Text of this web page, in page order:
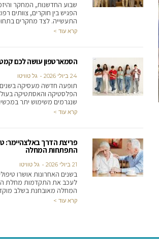
שבוע החדשנות, המחקר
הפגיש בין חוקרים, צוותים
התעשייה. לצד מחקרים
קרא עוד >
הסמארטפון עושה לכם
24 ביולי 2026 גל טוויטו
תופעה חדשה מעסיקה
הפלסטיקה והאסתטיקה
שנגרמים משימוש יתר
קרא עוד >
פריצת הדרך באלצהיימר:
התפתחות המחלה
21 ביולי 2026 גל טוויטו
בשנים האחרונות אושרו
לעכב את התקדמות מחלת
המחלה מאובחנת בשלב
קרא עוד >